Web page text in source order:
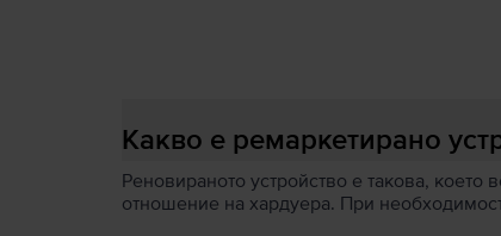
Какво е ремаркетирано
Реновираното устройство е такова,
отношение на хардуера. При